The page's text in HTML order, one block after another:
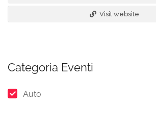
Visit website
Categoria Eventi
Auto